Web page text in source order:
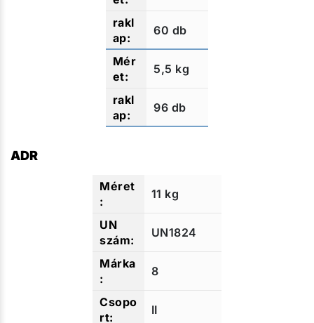
60 db
5,5 kg
96 db
ADR
11 kg
UN1824
8
II